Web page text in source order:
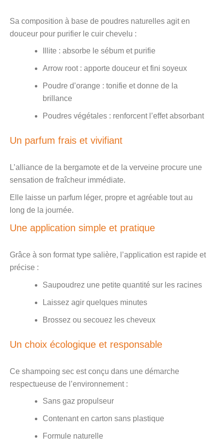
Sa composition à base de poudres naturelles agit en
douceur pour purifier le cuir chevelu :
Illite : absorbe le sébum et purifie
Arrow root : apporte douceur et fini soyeux
Poudre d’orange : tonifie et donne de la
brillance
Poudres végétales : renforcent l’effet absorbant
Un parfum frais et vivifiant
L’alliance de la bergamote et de la verveine procure une
sensation de fraîcheur immédiate.
Elle laisse un parfum léger, propre et agréable tout au
long de la journée.
Une application simple et pratique
Grâce à son format type salière, l’application est rapide et
précise :
Saupoudrez une petite quantité sur les racines
Laissez agir quelques minutes
Brossez ou secouez les cheveux
Un choix écologique et responsable
Ce shampoing sec est conçu dans une démarche
respectueuse de l’environnement :
Sans gaz propulseur
Contenant en carton sans plastique
Formule naturelle